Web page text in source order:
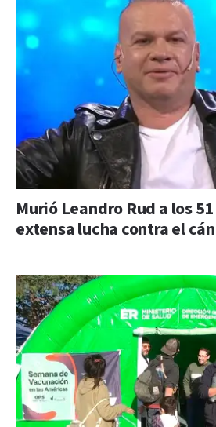
Murió Leandro Rud a los
extensa lucha contra el